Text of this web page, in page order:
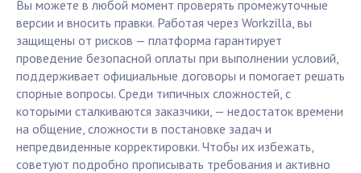
Вы можете в любой момент проверять промежуточные
версии и вносить правки. Работая через Workzilla, вы
защищены от рисков — платформа гарантирует
проведение безопасной оплаты при выполнении условий,
поддерживает официальные договоры и помогает решать
спорные вопросы. Среди типичных сложностей, с
которыми сталкиваются заказчики, — недостаток времени
на общение, сложности в постановке задач и
непредвиденные корректировки. Чтобы их избежать,
советуют подробно прописывать требования и активно